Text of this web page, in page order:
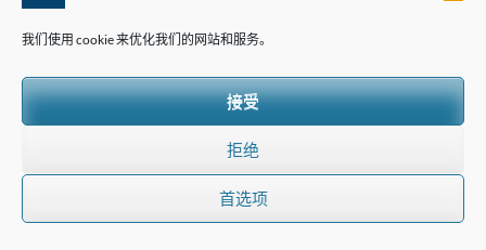
我们使用 cookie 来优化我们的网站和服务。
接受
拒绝
首选项